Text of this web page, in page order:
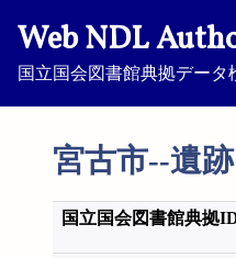
Web NDL
国立国会図書館典拠データ
宮古市--遺
国立国会図書館典拠